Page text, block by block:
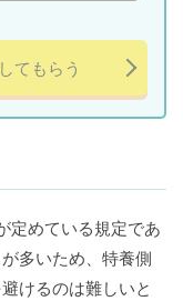
てもらう
定めている規定であ
多いため、特養側
けるのは難しいと